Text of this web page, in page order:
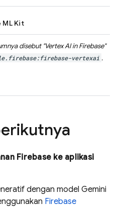
ML Kit
disebut "Vertex AI in Firebase"
vertexai .
Firebase ke aplikasi
dengan model Gemini
Firebase